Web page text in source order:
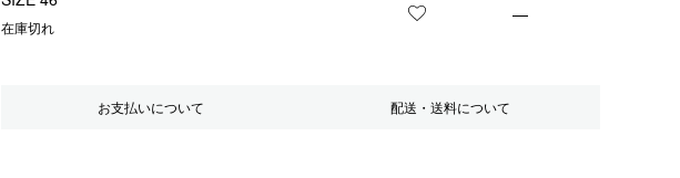
在庫切れ お気に入りに登録する
—
お支払いについて 配送・送料について